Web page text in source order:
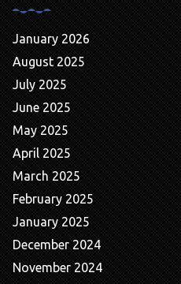
January 2026
August 2025
July 2025
June 2025
May 2025
April 2025
March 2025
February 2025
January 2025
December 2024
November 2024